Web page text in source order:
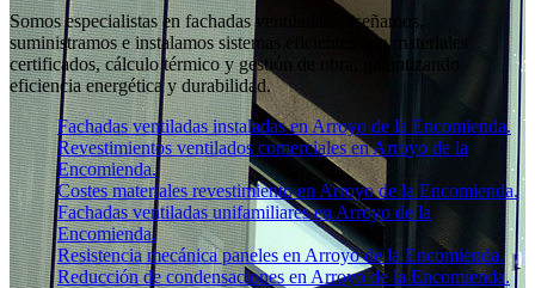
Somos especialistas en fachadas ventiladas: diseñamos,
suministramos e instalamos sistemas eficientes con materiales
certificados, cálculo térmico y gestión de obra, garantizando
eficiencia energética y durabilidad.
Fachadas ventiladas instaladas en Arroyo de la Encomienda.
Revestimientos ventilados comerciales en Arroyo de la
Encomienda.
Costes materiales revestimiento en Arroyo de la Encomienda.
Fachadas ventiladas unifamiliares en Arroyo de la
Encomienda.
Resistencia mecánica paneles en Arroyo de la Encomienda.
Reducción de condensaciones en Arroyo de la Encomienda.